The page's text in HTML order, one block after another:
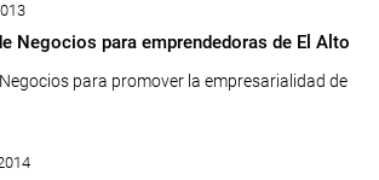
Negocios para emprendedoras de El Alto
para promover la empresarialidad de